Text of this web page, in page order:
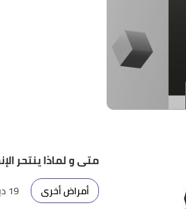
متى و لماذا ينتحر
أمراض أخرى 19 ديسمبر 2021